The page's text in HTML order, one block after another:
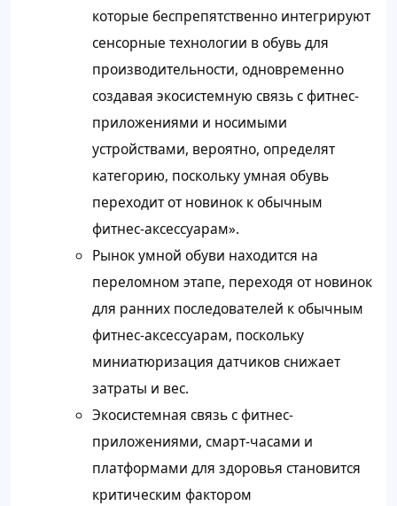
которые беспрепятственно интегрируют
сенсорные технологии в обувь для
производительности, одновременно
создавая экосистемную связь с фитнес-
приложениями и носимыми
устройствами, вероятно, определят
категорию, поскольку умная обувь
переходит от новинок к обычным
фитнес-аксессуарам».
Рынок умной обуви находится на
переломном этапе, переходя от новинок
для ранних последователей к обычным
фитнес-аксессуарам, поскольку
миниатюризация датчиков снижает
затраты и вес.
Экосистемная связь с фитнес-
приложениями, смарт-часами и
платформами для здоровья становится
критическим фактором